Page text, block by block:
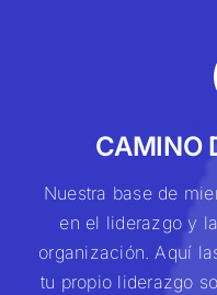
CAMINO
Nuestra base de
en el liderazgo y
organización. Aquí
tu propio liderazgo